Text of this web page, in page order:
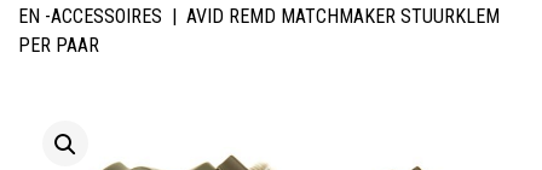
EN -ACCESSOIRES | AVID REMD MATCHMAKER STUURKLEM
PER PAAR